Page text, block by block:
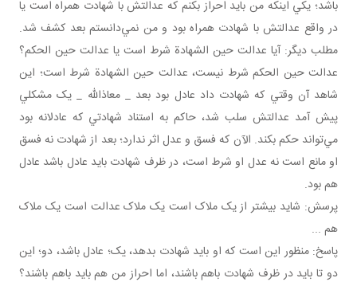
باشد؛ يکي اينکه من بايد احراز بکنم که عدالتش با شهادت همراه است يا
در واقع عدالتش با شهادت همراه بود و من نمي‌دانستم بعد کشف شد.
مطلب ديگر: آيا عدالت حين الشهادة شرط است يا عدالت حين الحکم؟
عدالت حين الحکم شرط نيست، عدالت حين الشهادة شرط است؛ اين
شاهد آن وقتي که شهادت داد عادل بود بعد _ معاذالله _ يک مشکلي
پيش آمد عدالتش سلب شد، حاکم به استناد شهادتي که عادلانه بود
مي‌تواند حکم بکند. الآن که فسق و عدل اثر ندارد؛ بعد از شهادت نه فسق
او مانع است نه عدل او شرط است، در ظرف شهادت بايد عادل باشد عادل
هم بود.
پرسش: شايد بيشتر از يک ملاک است يک ملاک عدالت است يک ملاک
هم ...
پاسخ: منظور اين است که او بايد شهادت بدهد، يک؛ عادل باشد، دو؛ اين
دو تا بايد در ظرف شهادت باهم باشند، اما احراز من هم بايد باهم باشند؟